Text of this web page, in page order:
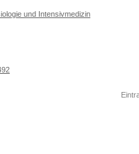
und Intensivmedizin